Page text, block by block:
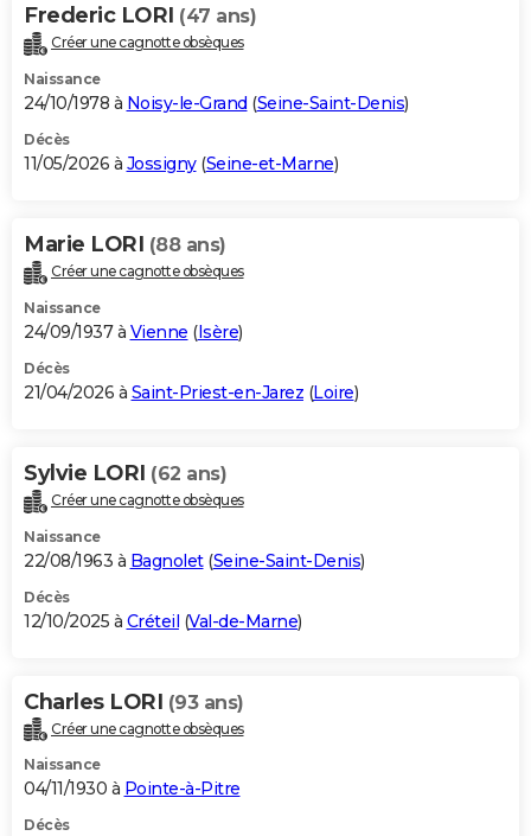
Carte de Noël
Carte Bonne année
Carte Saint-Valentin
Carte Pâques
Carte d'anniversaire
DICTIONNAIRE
Dictionnaire
Biographies
Citations
Expressions
Proverbes
PROGRAMME TV
S'inscrire
Se connecter
Lycées
Collèges
Primaires
Universités
Entreprises
Service militaire
Avis de recherche
AVIS DE DÉCÈS
Bricolage
Lifestyle
Culture
Sport
Auto
Television
Voyage
Cinema
Frederic LORI (47 ans)
Créer une cagnotte obsèques
Naissance
24/10/1978 à Noisy-le-Grand (Seine-Saint-Denis)
Décès
11/05/2026 à Jossigny(Seine-et-Marne)
Marie LORI (88 ans)
Créer une cagnotte obsèques
Naissance
24/09/1937 à Vienne (Isère)
Décès
21/04/2026 à Saint-Priest-en-Jarez (Loire)
Sylvie LORI (62 ans)
Créer une cagnotte obsèques
Naissance
22/08/1963 à Bagnolet(Seine-Saint-Denis)
Décès
12/10/2025 à Créteil (Val-de-Marne)
Charles LORI (93 ans)
Créer une cagnotte obsèques
Naissance
04/11/1930 à Pointe-à-Pitre
Décès